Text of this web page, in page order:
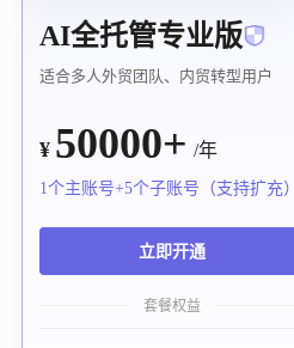
AI全托管专业版
适合多人外贸团队、内贸转型用户
¥ 50000+ /年
1个主账号+5个子账号（支持扩充）
立即开通
套餐权益